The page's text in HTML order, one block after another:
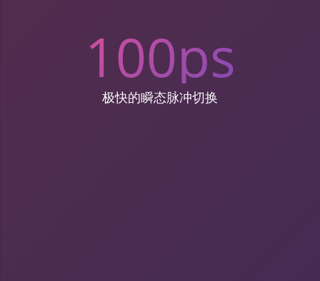
100ps
极快的瞬态脉冲切换